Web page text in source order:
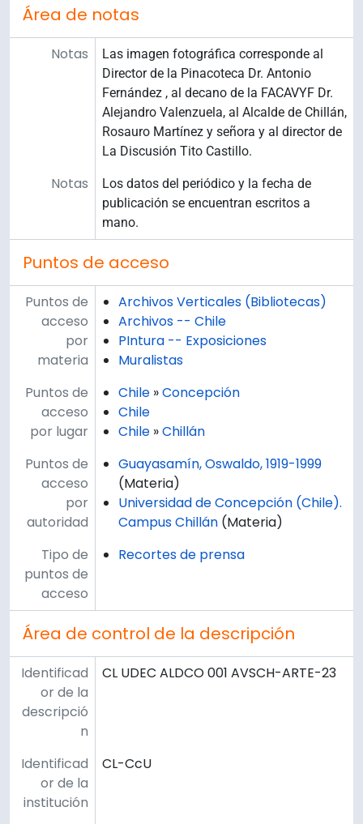
Área de notas
Notas
Las imagen fotográfica corresponde al
Director de la Pinacoteca Dr. Antonio
Fernández , al decano de la FACAVYF Dr.
Alejandro Valenzuela, al Alcalde de Chillán,
Rosauro Martínez y señora y al director de
La Discusión Tito Castillo.
Notas
Los datos del periódico y la fecha de
publicación se encuentran escritos a
mano.
Puntos de acceso
Puntos de
acceso
por
materia
Archivos Verticales (Bibliotecas)
Archivos -- Chile
PIntura -- Exposiciones
Muralistas
Puntos de
acceso
por lugar
Chile »Concepción
Chile
Chile »Chillán
Puntos de
acceso
por
autoridad
Guayasamín, Oswaldo, 1919-1999
(Materia)
Universidad de Concepción (Chile).
Campus Chillán (Materia)
Tipo de
puntos de
acceso
Recortes de prensa
Área de control de la descripción
Identificad
or de la
descripció
n
CL UDEC ALDCO 001 AVSCH-ARTE-23
Identificad
or de la
institución
CL-CcU